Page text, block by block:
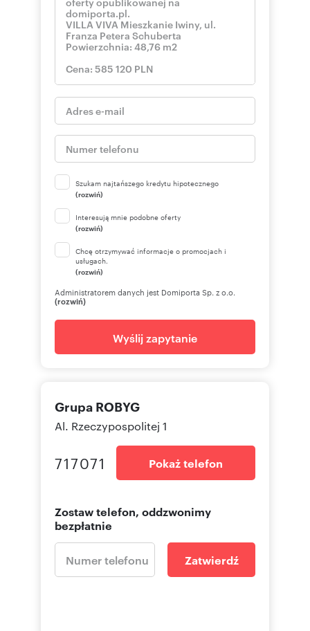
Szukam najtańszego kredytu hipotecznego
(rozwiń)
Interesują mnie podobne oferty
(rozwiń)
Chcę otrzymywać informacje o promocjach i
usługach.
(rozwiń)
Administratorem danych jest Domiporta Sp. z o.o.
(rozwiń)
Wyślij zapytanie
Grupa ROBYG
Al. Rzeczypospolitej 1
717071 Pokaż telefon
Zostaw telefon, oddzwonimy
bezpłatnie
Zatwierdź